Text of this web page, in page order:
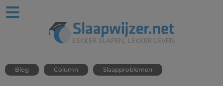
Blog Column Slaapproblemen